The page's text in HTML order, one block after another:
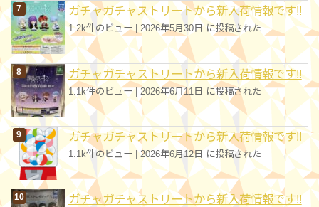
ガチャガチャストリートから新入荷情報です!!
1.2k件のビュー| 2026年5月30日 に投稿された
ガチャガチャストリートから新入荷情報です!!
1.1k件のビュー|2026年6月11日 に投稿された
ガチャガチャストリートから新入荷情報です!!
1.1k件のビュー |2026年6月12日 に投稿された
ガチャガチャストリートから新入荷情報です!!